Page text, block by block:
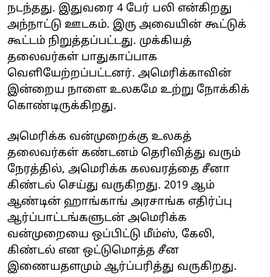
நடந்தது. இதுவரை 4 பேர் பலி என்கிறது
அந்நாட்டு ஊடகம். இரு அவையின் கூட்டுக்
கூட்டம் நிறுத்தப்பட்டது. முக்கியத்
தலைவர்கள் பாதுகாப்பாக
வெளியேற்றப்பட்டனர். அமெரிக்காவின்
இன்றைய நாளை உலகமே உற்று நோக்கிக்
கொண்டிருக்கிறது.
அமெரிக்க வன்முறைக்கு உலகத்
தலைவர்கள் கண்டனம் தெரிவித்து வரும்
நேரத்தில், அமெரிக்க கலவரத்தை சீனா
கிண்டல் செய்து வருகிறது. 2019 ஆம்
ஆண்டின் ஹாங்காங் அரசாங்க எதிர்ப்பு
ஆர்ப்பாட்டங்களுடன் அமெரிக்க
வன்முறையை ஒப்பிட்டு மீம்ஸ், கேலி,
கிண்டல் என ஒட்டுமொத்த சீன
இணையதளமும் ஆர்ப்பரித்து வருகிறது.